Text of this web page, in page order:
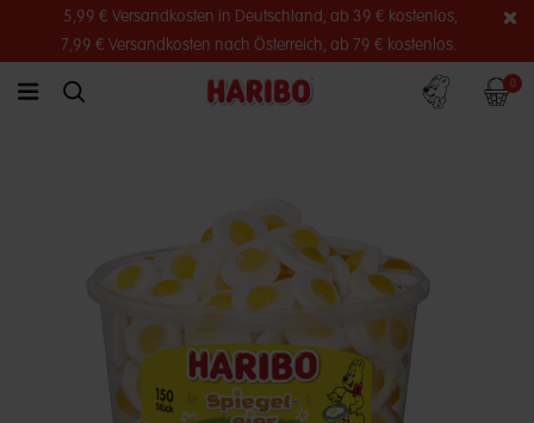
5,99 € Versandkosten in Deutschland, ab 39 € kostenlos,
7,99 € Versandkosten nach Österreich, ab 79 € kostenlos.
link.header.menu.label
simplesearch.search.label
Konto 0